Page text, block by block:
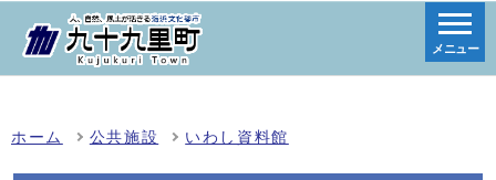
メニュー
ホーム 公共施設 いわし資料館